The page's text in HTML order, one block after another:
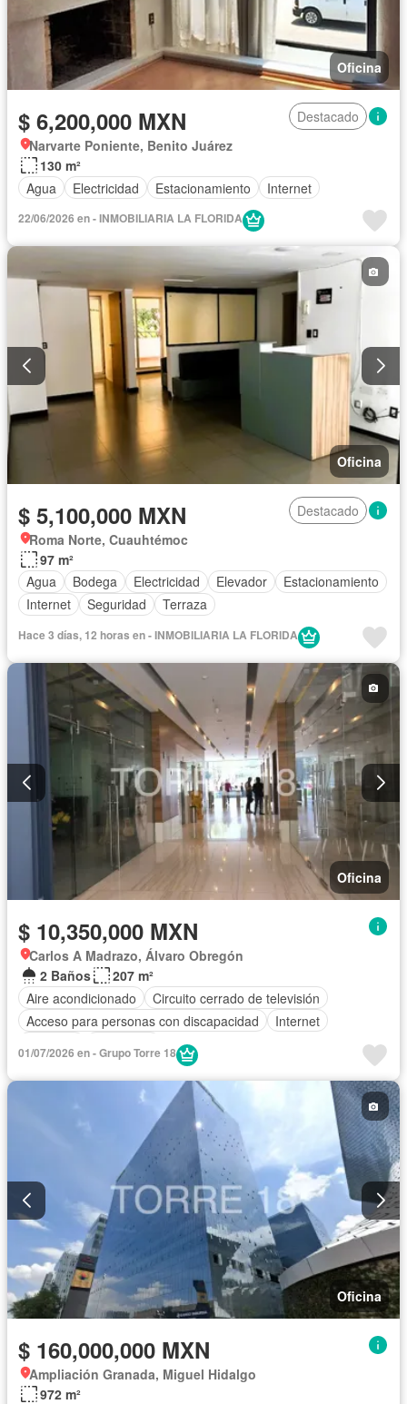
Oficina
$ 6,200,000 MXN
Destacado
Narvarte Poniente, Benito Juárez
130 m²
Agua
Electricidad Estacionamiento Internet
22/06/2026 en - INMOBILIARIA LA FLORIDA
Oficina
$ 5,100,000 MXN
Destacado
Roma Norte, Cuauhtémoc
97 m²
Agua
Bodega Electricidad Elevador
Estacionamiento
Internet
Seguridad Terraza
Hace 3 días, 12 horas en - INMOBILIARIA LA FLORIDA
Oficina
$ 10,350,000 MXN
Carlos A Madrazo, Álvaro Obregón
2 Baños
207 m²
Aire acondicionado
Circuito cerrado de televisión
Acceso para personas con discapacidad
Internet
01/07/2026 en - Grupo Torre 18
Oficina
$ 160,000,000 MXN
Ampliación Granada, Miguel Hidalgo
972 m²